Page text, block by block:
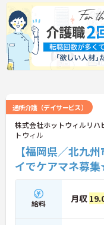
通所介護（デイサービス）
株式会社ホットウィルリハ
トウィル
【福岡県／北九
イでケアマネ募
給料 月収